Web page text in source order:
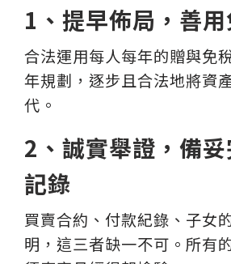
1、提早佈局，善
合法運用每人每年的贈與免
年規劃，逐步且合法地將資
代。
2、誠實舉證，備
記錄
買賣合約、付款紀錄、子女
明，這三者缺一不可。所有